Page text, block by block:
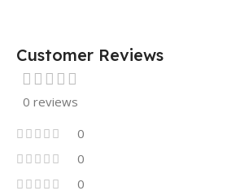
Customer Reviews
0 reviews
0
0
0